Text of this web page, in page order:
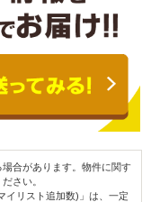
合があります。物件に関す
さい。
イリスト追加数)」は、一定